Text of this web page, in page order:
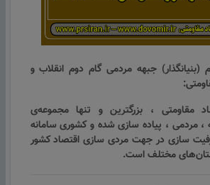
(بنیانگذار) جبهه مردمی گام دوم انقلاب و
مقاومتی ، بزرگترین و تنها مجموعه‌ی
، مردمی ، پیاده سازی شده و کشوری سامانه
سازی در جهت مردی سازی اقتصاد کشور
مختلف است.